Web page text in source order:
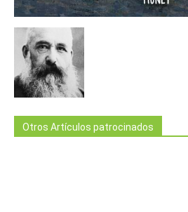
Otros Artículos patrocinados